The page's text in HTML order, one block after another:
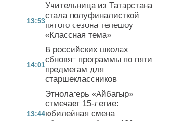
13:53
Учительница из Татарстана
стала полуфиналисткой
пятого сезона телешоу
«Классная тема»
14:01
В российских школах
обновят программы по пяти
предметам для
старшеклассников
13:44
Этнолагерь «Айбагыр»
отмечает 15-летие:
юбилейная смена